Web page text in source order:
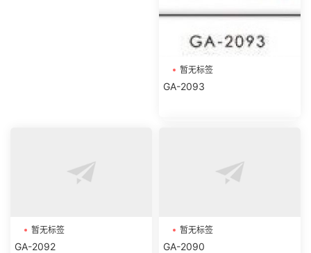
暂无标签
GA-2093
暂无标签
GA-2092
暂无标签
GA-2090